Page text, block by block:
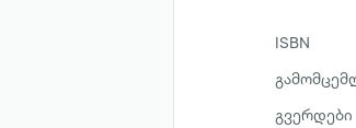
ISBN
გვერდები